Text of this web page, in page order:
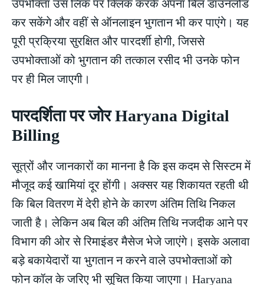
उपभोक्ता उस लिंक पर क्लिक करके अपना बिल डाउनलोड
कर सकेंगे और वहीं से ऑनलाइन भुगतान भी कर पाएंगे। यह
पूरी प्रक्रिया सुरक्षित और पारदर्शी होगी, जिससे
उपभोक्ताओं को भुगतान की तत्काल रसीद भी उनके फोन
पर ही मिल जाएगी।
पारदर्शिता पर जोर Haryana Digital
Billing
सूत्रों और जानकारों का मानना है कि इस कदम से सिस्टम में
मौजूद कई खामियां दूर होंगी। अक्सर यह शिकायत रहती थी
कि बिल वितरण में देरी होने के कारण अंतिम तिथि निकल
जाती है। लेकिन अब बिल की अंतिम तिथि नजदीक आने पर
विभाग की ओर से रिमाइंडर मैसेज भेजे जाएंगे। इसके अलावा
बड़े बकायेदारों या भुगतान न करने वाले उपभोक्ताओं को
फोन कॉल के जरिए भी सूचित किया जाएगा। Haryana